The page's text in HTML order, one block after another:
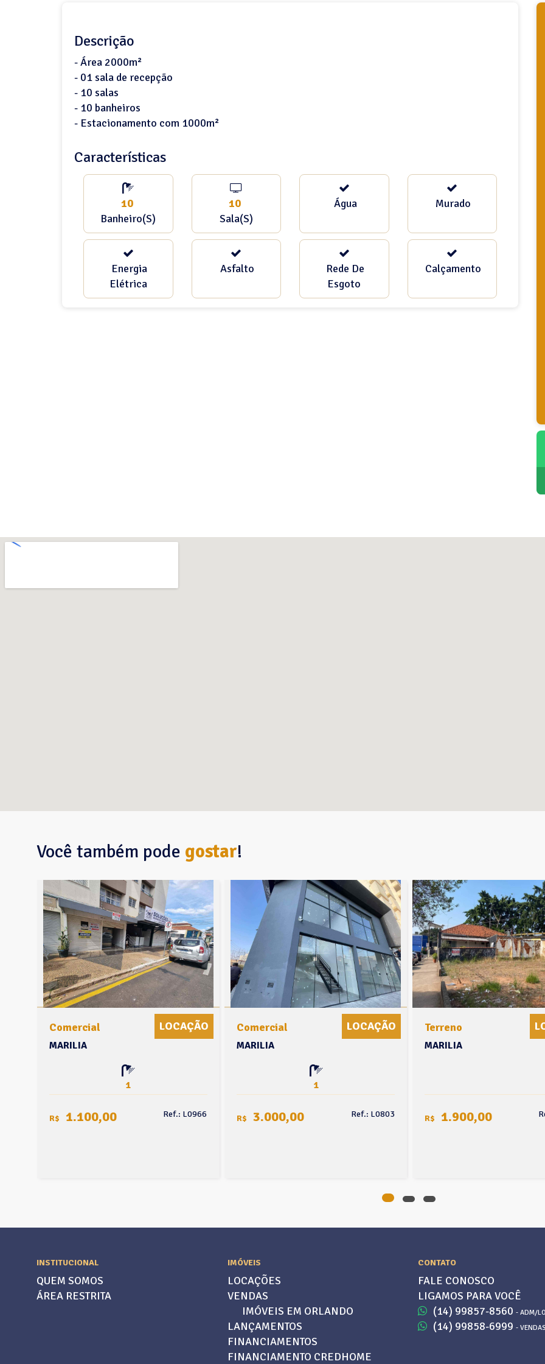
Descrição
- Área 2000m²
- 01 sala de recepção
- 10 salas
- 10 banheiros
- Estacionamento com 1000m²
Características
10
Banheiro(s)
10
Sala(s)
Água Murado
Energia
Elétrica
Asfalto
Rede De
Esgoto
Calçamento
Você também pode gostar!
Comercial LOCAÇÃO
MARILIA
1
R$ 1.100,00 Ref.: L0966
Comercial LOCAÇÃO
MARILIA
1
R$ 3.000,00 Ref.: L0803
Terreno
MARILIA
R$ 1.900,00
INSTITUCIONAL
QUEM SOMOS
ÁREA RESTRITA
IMÓVEIS
LOCAÇÕES
VENDAS
IMÓVEIS EM ORLANDO
LANÇAMENTOS
FINANCIAMENTOS
FINANCIAMENTO CREDHOME
CONTATO
FALE CONOSCO
LIGAMOS PARA VOCÊ
(14) 99857-8560 - ADM/
(14) 99858-6999 - VENDAS